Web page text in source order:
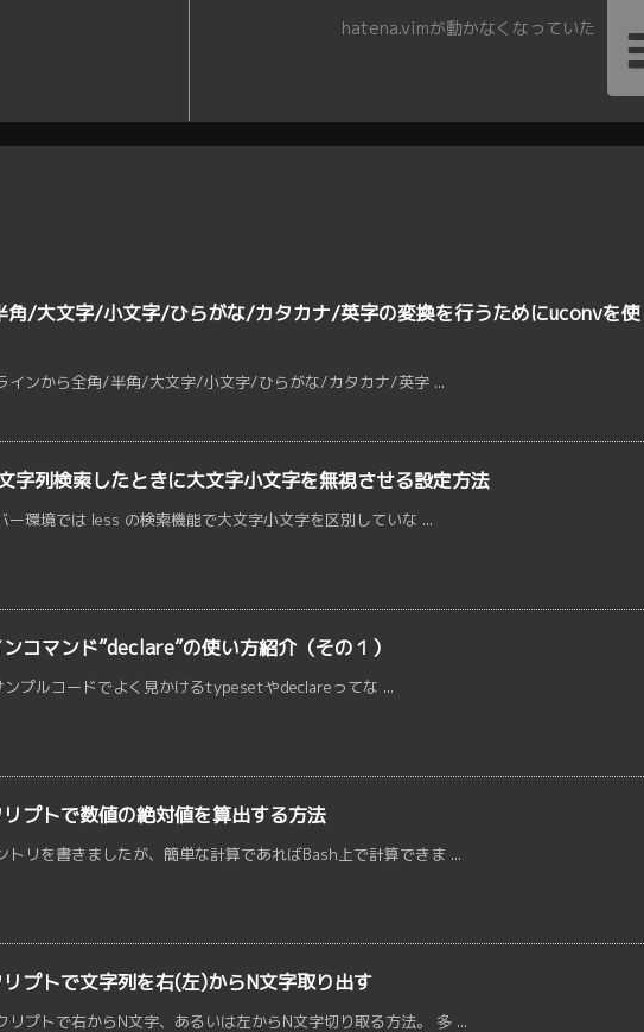
hatena.vimが動かなくなっていた
角/大文字/小文字/ひらがな/カタカナ/英字の変換を行うためにuconvを使
インから全角/半角/大文字/小文字/ひらがな/カタカナ/英字 ...
字列検索したときに大文字小文字を無視させる設定方法
ー環境では less の検索機能で大文字小文字を区別していな ...
コマンド”declare”の使い方紹介（その１）
ンプルコードでよく見かけるtypesetやdeclareってな ...
プトで数値の絶対値を算出する方法
トリを書きましたが、簡単な計算であればBash上で計算できま ...
プトで文字列を右(左)からN文字取り出す
リプトで右からN文字、あるいは左からN文字切り取る方法。 多 ...